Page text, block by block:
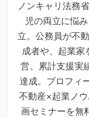
ノンキャリ法務
児の両立に悩
立。公務員が不
成者や、起業家
営。累計支援実
達成。プロフィ
不動産×起業ノ
画セミナーを無